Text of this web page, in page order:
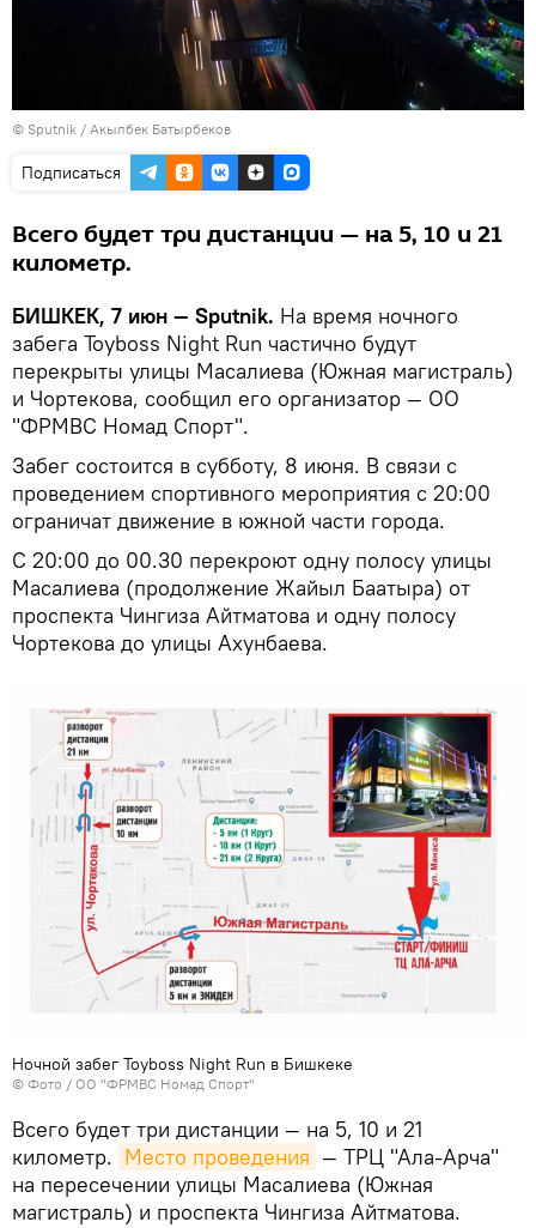
© Sputnik / Акылбек Батырбеков
Подписаться
Всего будет три дистанции — на 5, 10 и 21
километр.
БИШКЕК, 7 июн — Sputnik. На время ночного
забега Toyboss Night Run частично будут
перекрыты улицы Масалиева (Южная магистраль)
и Чортекова, сообщил его организатор — ОО
"ФРМВС Номад Спорт".
Забег состоится в субботу, 8 июня. В связи с
проведением спортивного мероприятия c 20:00
ограничат движение в южной части города.
С 20:00 до 00.30 перекроют одну полосу улицы
Масалиева (продолжение Жайыл Баатыра) от
проспекта Чингиза Айтматова и одну полосу
Чортекова до улицы Ахунбаева.
Ночной забег Toyboss Night Run в Бишкеке
© Фото / ОО "ФРМВС Номад Спорт"
Всего будет три дистанции — на 5, 10 и 21
километр. Место проведения — ТРЦ "Ала-Арча"
на пересечении улицы Масалиева (Южная
магистраль) и проспекта Чингиза Айтматова.